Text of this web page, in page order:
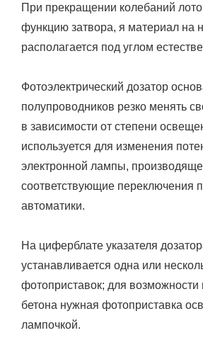
При прекращении колебаний
функцию затвора, я материал на
располагается под углом
Фотоэлектрический дозатор
полупроводников резко менять
в зависимости от степени
используется для изменения
электронной лампы,
соответствующие переключения
автоматики.
На циферблате указателя
устанавливается одна или
фотоприставок; для
бетона нужная фотоприставка
лампочкой.